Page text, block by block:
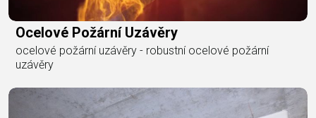
Ocelové Požární Uzávěry
ocelové požární uzávěry - robustní ocelové požární
uzávěry